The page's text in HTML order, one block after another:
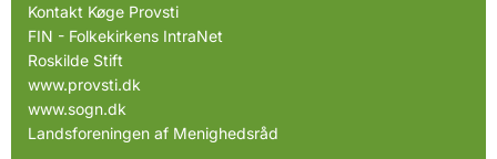
Kontakt Køge Provsti
FIN - Folkekirkens IntraNet
Roskilde Stift
www.provsti.dk
www.sogn.dk
Landsforeningen af Menighedsråd